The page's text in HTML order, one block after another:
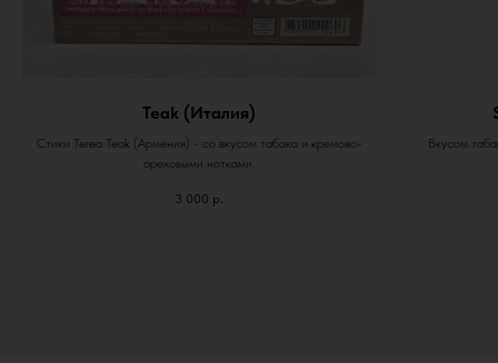
Teak (Италия)
Стики Terea Teak (Армения) - со вкусом табака и кремово-
ореховыми нотками.
3 000 р.
Вкусом